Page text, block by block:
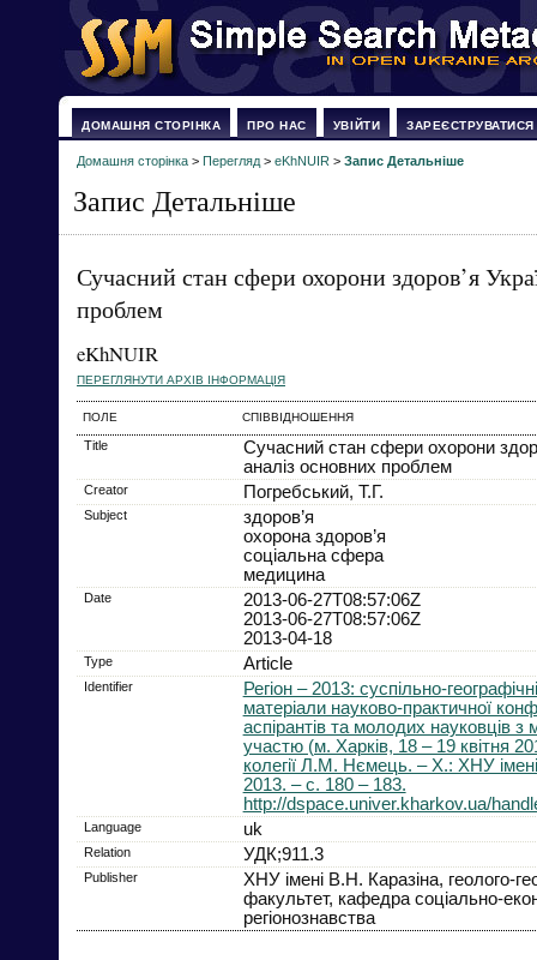
ДОМАШНЯ СТОРІНКА ПРО НАС УВІЙТИ ЗАРЕЄСТРУВАТИСЯ
Домашня сторінка > Перегляд > eKhNUIR > Запис Детальніше
Запис Детальніше
Сучасний стан сфери охорони здоров’я
проблем
eKhNUIR
ПЕРЕГЛЯНУТИ АРХІВ ІНФОРМАЦІЯ
ПОЛЕ СПІВВІДНОШЕННЯ
Title
Сучасний стан сфери охорони
аналіз основних проблем
Creator Погребський, Т.Г.
Subject
здоров’я
охорона здоров’я
соціальна сфера
медицина
Date
2013-06-27T08:57:06Z
2013-06-27T08:57:06Z
2013-04-18
Type Article
Identifier
Регіон – 2013: суспільно-
матеріали науково-практичної
аспірантів та молодих науковців з
участю (м. Харків, 18 – 19 квітня
колегії Л.М. Нємець. – Х.: ХНУ
2013. – с. 180 – 183.
http://dspace.univer.kharkov.ua/
Language uk
Relation УДК;911.3
Publisher
ХНУ імені В.Н. Каразіна, геолого-
факультет, кафедра соціально-
регіонознавства